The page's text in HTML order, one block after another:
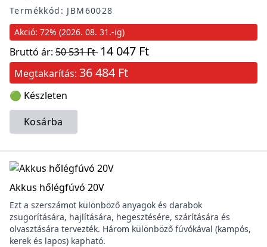
Termékkód: JBM60028
Akció: 72% (2026. 08. 31.-ig)
Bruttó ár: 50 531 Ft 14 047 Ft
Megtakarítás: 36 484 Ft
🟢 Készleten
Kosárba
Akkus hőlégfúvó 20V
Ezt a szerszámot különböző anyagok és darabok
zsugorítására, hajlítására, hegesztésére, szárítására és
olvasztására tervezték. Három különböző fúvókával (kampós,
kerek és lapos) kapható.